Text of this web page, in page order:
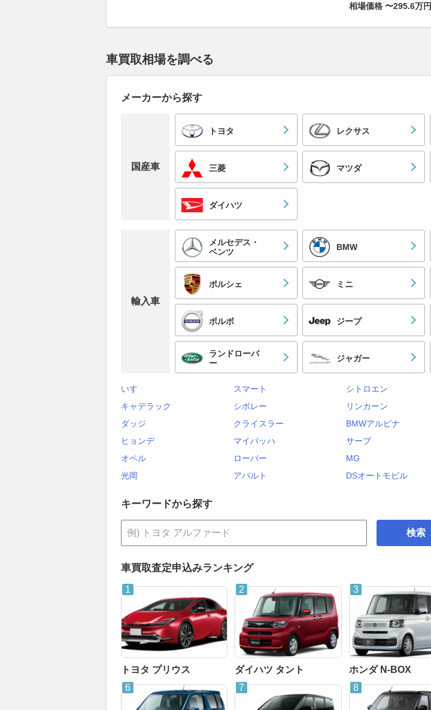
相場価格 〜295.6万円
車買取相場を調べる
メーカーから探す
国産車
トヨタ レクサス
三菱 マツダ
ダイハツ
輸入車
メルセデス・
ベンツ
BMW
ポルシェ ミニ
ボルボ ジープ
ランドローバ
ー
ジャガー
いすゞ スマート シトロエン
キャデラック
シボレー リンカーン
ダッジ
クライスラー BMWアルピナ
ヒョンデ
マイバッハ サーブ
オペル
ローバー MG
光岡
アバルト DSオートモビル
キーワードから探す
検索
車買取査定申込みランキング
トヨタ プリウス ダイハツ タント ホンダ N-BOX